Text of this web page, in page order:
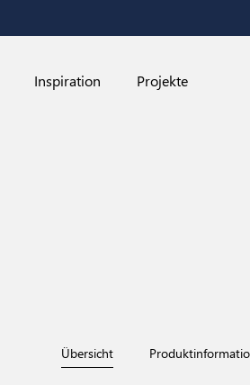
Inspiration Projekte
Übersicht